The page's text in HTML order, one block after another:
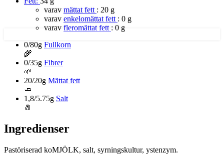
varav mättat fett : 20 g
varav enkelomättat fett : 0 g
varav fleromättat fett : 0 g
0/80g Fullkorn
🌾
0/35g Fibrer
🌱
20/20g Mättat fett
🧈
1,8/5.75g Salt
🧂
Ingredienser
Pastöriserad koMJÖLK, salt, syrningskultur, ystenzym.